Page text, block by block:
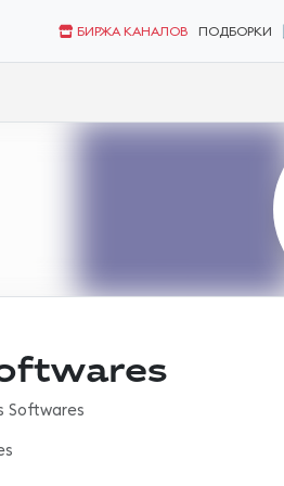
БИРЖА КАНАЛОВ ПОДБОРКИ
Softwares